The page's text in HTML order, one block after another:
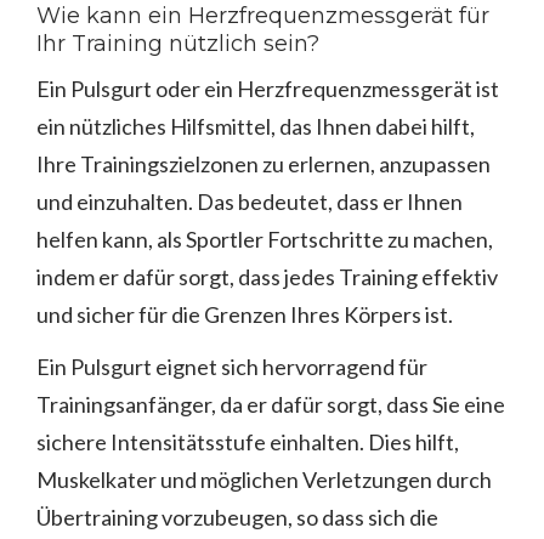
Wie kann ein Herzfrequenzmessgerät für
Ihr Training nützlich sein?
Ein Pulsgurt oder ein Herzfrequenzmessgerät ist
ein nützliches Hilfsmittel, das Ihnen dabei hilft,
Ihre Trainingszielzonen zu erlernen, anzupassen
und einzuhalten. Das bedeutet, dass er Ihnen
helfen kann, als Sportler Fortschritte zu machen,
indem er dafür sorgt, dass jedes Training effektiv
und sicher für die Grenzen Ihres Körpers ist.
Ein Pulsgurt eignet sich hervorragend für
Trainingsanfänger, da er dafür sorgt, dass Sie eine
sichere Intensitätsstufe einhalten. Dies hilft,
Muskelkater und möglichen Verletzungen durch
Übertraining vorzubeugen, so dass sich die